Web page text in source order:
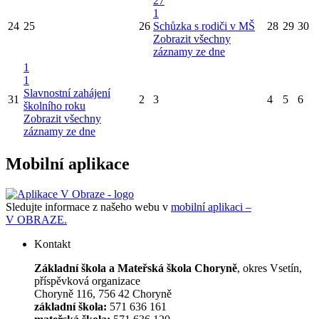
24 25 26
1
Schůzka s rodiči v MŠ
Zobrazit všechny
záznamy ze dne
28 29 30
31
1
1
Slavnostní zahájení
školního roku
Zobrazit všechny
záznamy ze dne
2 3 4 5 6
Mobilní aplikace
Sledujte informace z našeho webu v mobilní aplikaci –
V OBRAZE.
Kontakt
Základní škola a Mateřská škola Choryně, okres Vsetín,
příspěvková organizace
Choryně 116, 756 42 Choryně
základní škola: 571 636 161